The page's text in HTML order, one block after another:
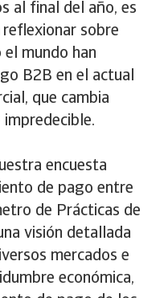
al final del año, es
sobre
mundo han
B2B en el actual
que cambia
encuesta
de pago entre
de Prácticas de
visión detallada
mercados e
económica,